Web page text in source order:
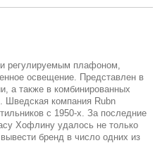
регулируемым плафоном,
освещение. Представлен в
а также в комбинированных
Шведская компания Rubn
с 1950-х. За последние
Хофлину удалось не только
бренд в число одних из